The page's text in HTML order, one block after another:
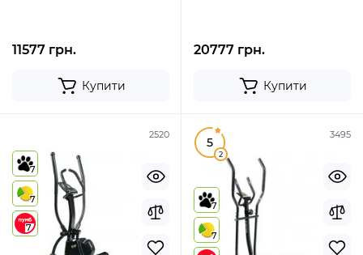
11577 грн.
Купити
20777 грн.
Купити
2520
7
7
7
3495
5
2
7
7